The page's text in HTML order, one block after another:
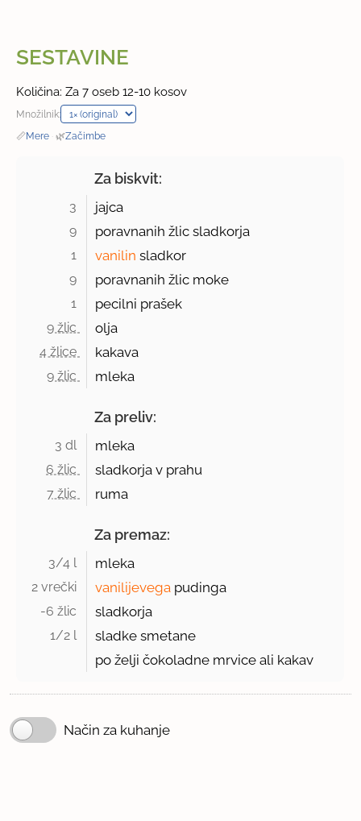
SESTAVINE
Količina: Za 7 oseb 12-10 kosov
Množilnik:
📏Mere · 🌿Začimbe
Za biskvit:
3 jajca
9 poravnanih žlic sladkorja
1 vanilin sladkor
9 poravnanih žlic moke
1 pecilni prašek
9 žlic olja
4 žlice kakava
9 žlic mleka
Za preliv:
3 dl mleka
6 žlic sladkorja v prahu
7 žlic ruma
Za premaz:
3/4 l mleka
2 vrečki vanilijevega pudinga
-6 žlic sladkorja
1/2 l
sladke smetane
po želji čokoladne mrvice ali kakav
Način za kuhanje